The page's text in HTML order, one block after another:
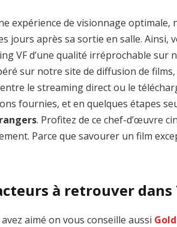
expérience de visionnage optimale,
jours après sa sortie en salle. Ainsi,
VF d’une qualité irréprochable
sur notre site de diffusion de films,
le streaming direct ou le
fournies, et en quelques étapes
. Profitez de ce chef-d’œuvre
Parce que savourer un film
à retrouver dans
aimé on vous conseille aussi